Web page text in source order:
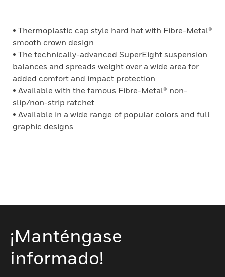
• Thermoplastic cap style hard hat with Fibre-Metal®
smooth crown design
• The technically-advanced SuperEight suspension
balances and spreads weight over a wide area for
added comfort and impact protection
• Available with the famous Fibre-Metal® non-
slip/non-strip ratchet
• Available in a wide range of popular colors and full
graphic designs
¡Manténgase
informado!